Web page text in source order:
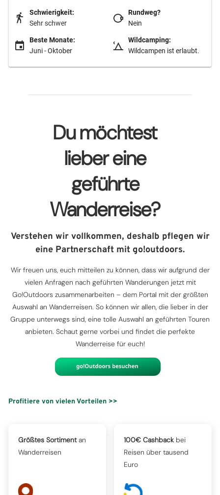
Schwierigkeit:
Sehr schwer
Rundweg?
Nein
Beste Monate:
Juni - Oktober
Wildcamping:
Wildcampen ist erlaubt.
Du möchtest
lieber eine
geführte
Wanderreise?
Verstehen wir vollkommen, deshalb pflegen wir
eine Partnerschaft mit go!outdoors.
Wir freuen uns, euch mitteilen zu können, dass wir aufgrund der
vielen Anfragen nach geführten Wanderungen jetzt mit
Go!Outdoors zusammenarbeiten – dem Portal mit der größten
Auswahl an Wanderreisen. So können wir allen, die lieber in der
Gruppe unterwegs sind, eine tolle Auswahl an geführten Touren
anbieten. Schaut gerne vorbei und findet die perfekte
Wanderreise für euch!
Profitiere von vielen Vorteilen >>
Größtes Sortimentan
Wanderreisen
100€ Cashback bei
Reisen über tausend
Euro